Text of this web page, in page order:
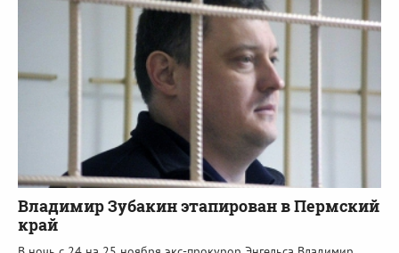
Владимир Зубакин этапирован в Пермский
край